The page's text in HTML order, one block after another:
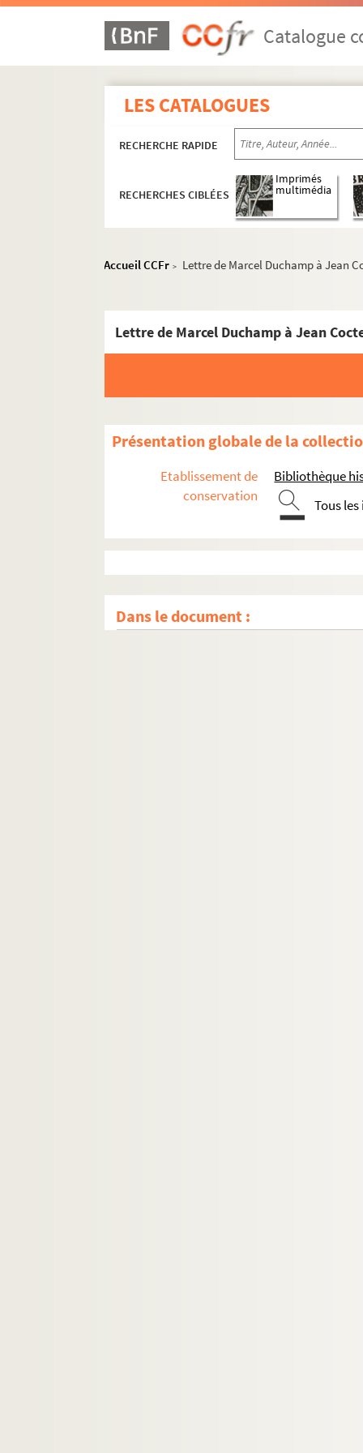
Catalogue
LES CATALOGUES
RECHERCHE RAPIDE
RECHERCHES CIBLÉES
Imprimés
multimédia
Accueil CCFr > Lettre de Marcel Duchamp à Jean
Lettre de Marcel Duchamp à Jean
Présentation globale de la
Etablissement de
conservation
Bibliothèque
Tous
Dans le document :